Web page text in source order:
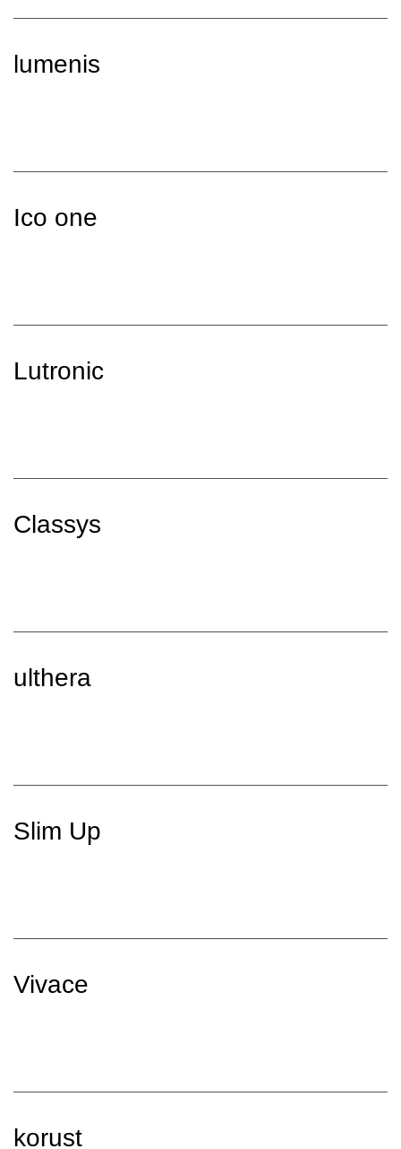
lumenis
Ico one
Lutronic
Classys
ulthera
Slim Up
Vivace
korust